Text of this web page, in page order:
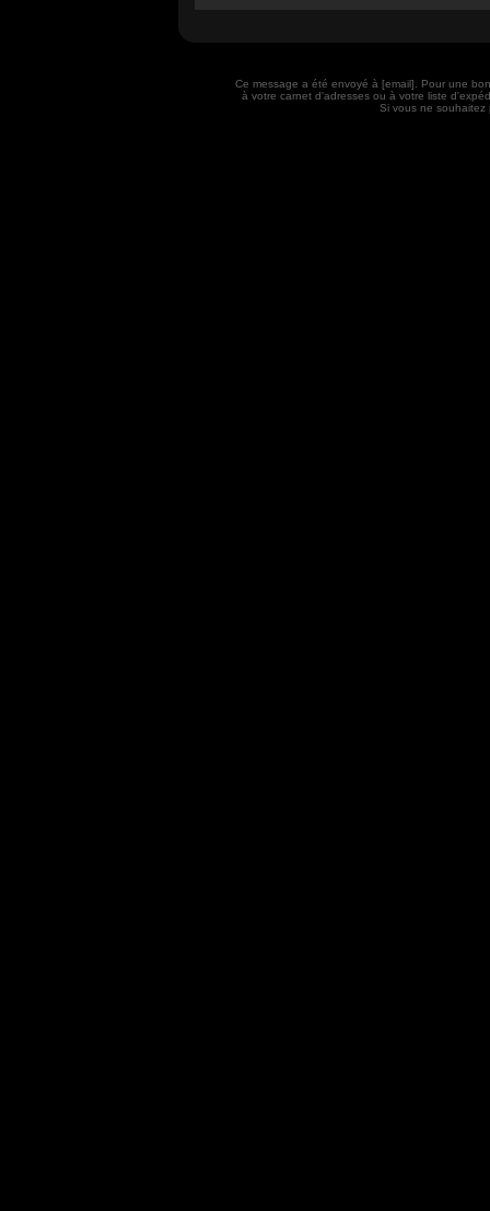
Ce message a été envoyé à [email]. Pour une
à votre carnet d'adresses ou à votre liste
Si vous ne souhaitez